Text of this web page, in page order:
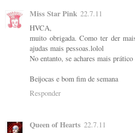
Miss Star Pink 22.7.11
HVCA,
muito obrigada. Como ter der
ajudas mais pessoas.lolol
No entanto, se achares mais
Beijocas e bom fim de semana
Responder
Queen of Hearts 22.7.11